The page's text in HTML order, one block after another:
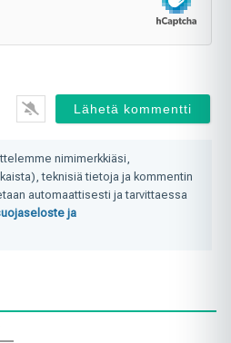
nimimerkkiäsi,
teknisiä tietoja ja kommentin
automaattisesti ja tarvittaessa
ja